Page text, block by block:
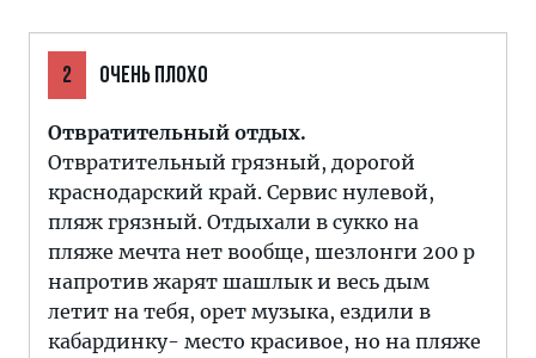
2 ОЧЕНЬ ПЛОХО
Отвратительный отдых.
Отвратительный грязный, дорогой
краснодарский край. Сервис нулевой,
пляж грязный. Отдыхали в сукко на
пляже мечта нет вообще, шезлонги 200 р
напротив жарят шашлык и весь дым
летит на тебя, орет музыка, ездили в
кабардинку- место красивое, но на пляже